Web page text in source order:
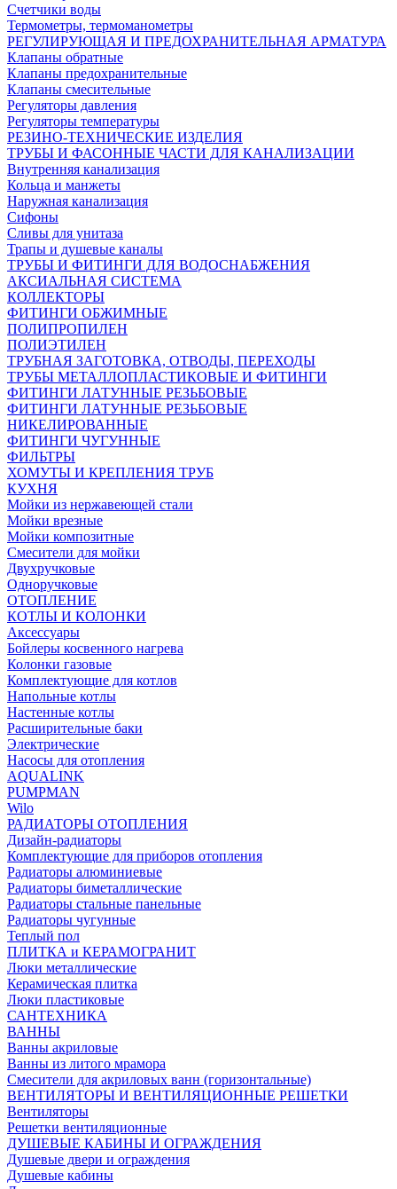
Счетчики воды
Термометры, термоманометры
РЕГУЛИРУЮЩАЯ И ПРЕДОХРАНИТЕЛЬНАЯ АРМАТУРА
Клапаны обратные
Клапаны предохранительные
Клапаны смесительные
Регуляторы давления
Регуляторы температуры
РЕЗИНО-ТЕХНИЧЕСКИЕ ИЗДЕЛИЯ
ТРУБЫ И ФАСОННЫЕ ЧАСТИ ДЛЯ КАНАЛИЗАЦИИ
Внутренняя канализация
Кольца и манжеты
Наружная канализация
Сифоны
Сливы для унитаза
Трапы и душевые каналы
ТРУБЫ И ФИТИНГИ ДЛЯ ВОДОСНАБЖЕНИЯ
АКСИАЛЬНАЯ СИСТЕМА
КОЛЛЕКТОРЫ
ФИТИНГИ ОБЖИМНЫЕ
ПОЛИПРОПИЛЕН
ПОЛИЭТИЛЕН
ТРУБНАЯ ЗАГОТОВКА, ОТВОДЫ, ПЕРЕХОДЫ
ТРУБЫ МЕТАЛЛОПЛАСТИКОВЫЕ И ФИТИНГИ
ФИТИНГИ ЛАТУННЫЕ РЕЗЬБОВЫЕ
ФИТИНГИ ЛАТУННЫЕ РЕЗЬБОВЫЕ
НИКЕЛИРОВАННЫЕ
ФИТИНГИ ЧУГУННЫЕ
ФИЛЬТРЫ
ХОМУТЫ И КРЕПЛЕНИЯ ТРУБ
КУХНЯ
Мойки из нержавеющей стали
Мойки врезные
Мойки композитные
Смесители для мойки
Двухручковые
Одноручковые
ОТОПЛЕНИЕ
КОТЛЫ И КОЛОНКИ
Аксессуары
Бойлеры косвенного нагрева
Колонки газовые
Комплектующие для котлов
Напольные котлы
Настенные котлы
Расширительные баки
Электрические
Насосы для отопления
AQUALINK
PUMPMAN
Wilo
РАДИАТОРЫ ОТОПЛЕНИЯ
Дизайн-радиаторы
Комплектующие для приборов отопления
Радиаторы алюминиевые
Радиаторы биметаллические
Радиаторы стальные панельные
Радиаторы чугунные
Теплый пол
ПЛИТКА и КЕРАМОГРАНИТ
Люки металлические
Керамическая плитка
Люки пластиковые
САНТЕХНИКА
ВАННЫ
Ванны акриловые
Ванны из литого мрамора
Смесители для акриловых ванн (горизонтальные)
ВЕНТИЛЯТОРЫ И ВЕНТИЛЯЦИОННЫЕ РЕШЕТКИ
Вентиляторы
Решетки вентиляционные
ДУШЕВЫЕ КАБИНЫ И ОГРАЖДЕНИЯ
Душевые двери и ограждения
Душевые кабины